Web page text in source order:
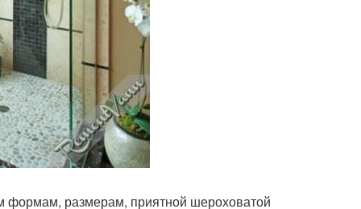
формам, размерам, приятной шероховатой